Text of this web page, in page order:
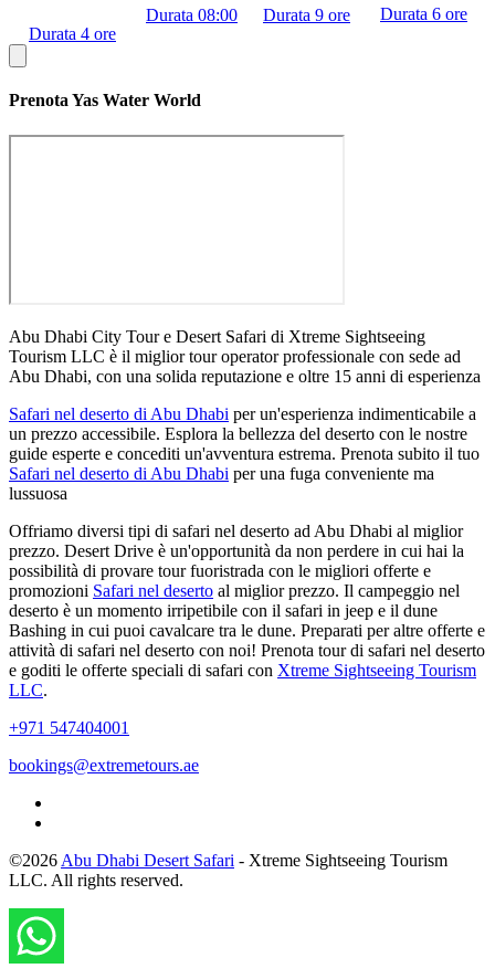
Durata 4 ore
Durata 08:00 Durata 9 ore Durata 6 ore
Prenota Yas Water World
Abu Dhabi City Tour e Desert Safari di Xtreme Sightseeing
Tourism LLC è il miglior tour operator professionale con sede ad
Abu Dhabi, con una solida reputazione e oltre 15 anni di esperienza
Safari nel deserto di Abu Dhabi per un'esperienza indimenticabile a
un prezzo accessibile. Esplora la bellezza del deserto con le nostre
guide esperte e concediti un'avventura estrema. Prenota subito il tuo
Safari nel deserto di Abu Dhabi per una fuga conveniente ma
lussuosa
Offriamo diversi tipi di safari nel deserto ad Abu Dhabi al miglior
prezzo. Desert Drive è un'opportunità da non perdere in cui hai la
possibilità di provare tour fuoristrada con le migliori offerte e
promozioni Safari nel deserto al miglior prezzo. Il campeggio nel
deserto è un momento irripetibile con il safari in jeep e il dune
Bashing in cui puoi cavalcare tra le dune. Preparati per altre offerte e
attività di safari nel deserto con noi! Prenota tour di safari nel deserto
e goditi le offerte speciali di safari con Xtreme Sightseeing Tourism
LLC.
+971 547404001
bookings@extremetours.ae
©2026 Abu Dhabi Desert Safari - Xtreme Sightseeing Tourism
LLC. All rights reserved.